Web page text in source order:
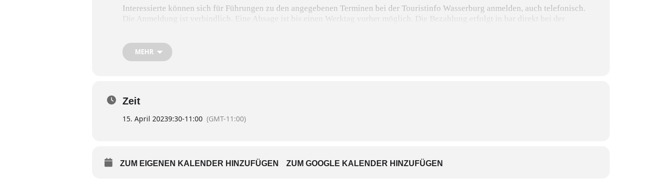
Interessierte können sich für Führungen zu den angegebenen Terminen bei der Touristinfo Wasserburg anmelden, auch telefonisch.
Die Anmeldung ist verbindlich. Eine Absage ist bis einen Werktag vorher möglich. Die Bezahlung erfolgt in bar direkt bei der
Anmeldung:
touristik@wasserburg.de oder
Treffpunkt vor dem Gewandhaus Gruber
MEHR
Zeit
15. April 20239:30-11:00 (GMT-11:00)
ZUM EIGENEN KALENDER HINZUFÜGEN ZUM GOOGLE KALENDER HINZUFÜGEN